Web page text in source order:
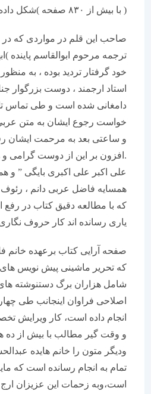
( با بیش از ۸۳۰ صفحه )شکل داده است .
صاحب این قلم در مواردی که در متن
ترجمه مرحوم ابوالقاسم پاینده
خود گرفتار تردید بوده ، به منظور رفع
استاد ارجمند ، دوست بزرگوار جناب
دامغانی شده است و طی تماس تلفنی
خواست رجوع ایشان به متن عربی
و ساعتی بعد به مرحمت ایشان رفع
.افزون بر این از دوست گرامی و
علی اکبر علی اکبری بایگی ” و
همسایه فاضل عربی دانم ، رئوف
که با مطالعه دقیق کتاب در رفع
یاری رسانده اند کار حروف نگاری و
صفحه آرایی کتاب برعهده خانم
که تحریر ماشینی پیش نویس های
شامل هزاران برگ دستنوشته های
اصلاحی فراوان اینجانب طی چهار
انجام داده است، کار ویرایش تخصصی
و وقت گیر مطالب با بیش از ده هزار
ودیگر متون را خانم هایده عبدالحسین
تمام به انجام رسانده است که مایه
است،وبه زحمات این عزیزان ارج می